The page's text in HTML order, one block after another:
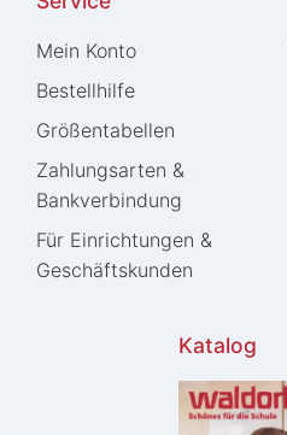
Mein Konto
Bestellhilfe
Größentabellen
Zahlungsarten &
Bankverbindung
Für Einrichtungen &
Geschäftskunden
Katalog